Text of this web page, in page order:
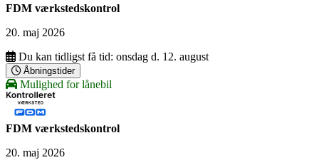
FDM værkstedskontrol
20. maj 2026
Du kan tidligst få tid: onsdag d. 12. august
Åbningstider
Mulighed for lånebil
FDM værkstedskontrol
20. maj 2026